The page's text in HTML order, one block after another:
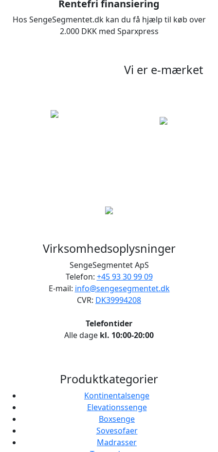
Rentefri finansiering
Hos SengeSegmentet.dk kan du få hjælp til køb over
2.000 DKK med Sparxpress
Vi er e-mærket
Virksomhedsoplysninger
SengeSegmentet ApS
Telefon: +45 93 30 99 09
E-mail: info@sengesegmentet.dk
CVR: DK39994208
Telefontider
Alle dage kl. 10:00-20:00
Produktkategorier
Kontinentalsenge
Elevationssenge
Boxsenge
Sovesofaer
Madrasser